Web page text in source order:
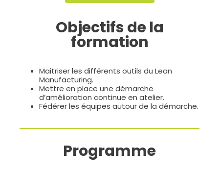
Objectifs de la
formation
Maitriser les différents outils du Lean
Manufacturing.
Mettre en place une démarche
d’amélioration continue en atelier.
Fédérer les équipes autour de la démarche.
Programme